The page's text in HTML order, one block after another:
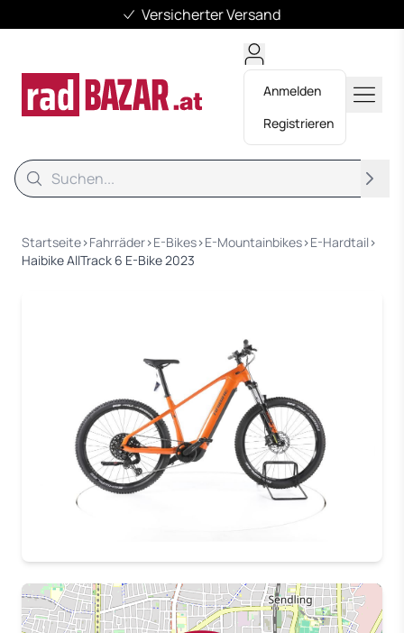
Versicherter Versand
Anmelden
Registrieren
Suche
Startseite›Fahrräder›E-Bikes›E-Mountainbikes›E-Hardtail ›
Haibike AllTrack 6 E-Bike 2023